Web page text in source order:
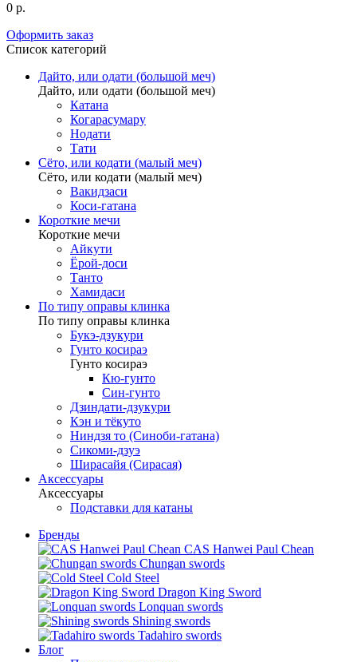
0 р.
Оформить заказ
Список категорий
Дайто, или одати (большой меч)
Дайто, или одати (большой меч)
Катана
Когарасумару
Нодати
Тати
Сёто, или кодати (малый меч)
Сёто, или кодати (малый меч)
Вакидзаси
Коси-гатана
Короткие мечи
Короткие мечи
Айкути
Ёрой-доси
Танто
Хамидаси
По типу оправы клинка
По типу оправы клинка
Букэ-дзукури
Гунто косираэ
Гунто косираэ
Кю-гунто
Син-гунто
Дзиндати-дзукури
Кэн и тёкуто
Ниндзя то (Синоби-гатана)
Сикоми-дзуэ
Ширасайя (Сирасая)
Аксессуары
Аксессуары
Подставки для катаны
Бренды
CAS Hanwei Paul Chean
Chungan swords
Cold Steel
Dragon King Sword
Lonquan swords
Shining swords
Tadahiro swords
Блог